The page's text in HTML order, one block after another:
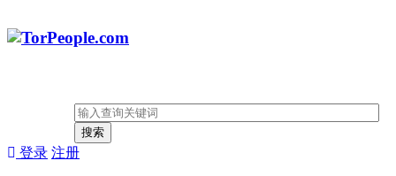
搜索
登录 注册